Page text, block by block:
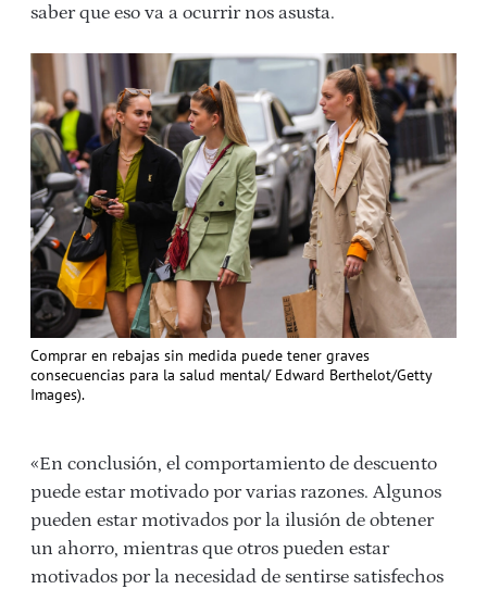
saber que eso va a ocurrir nos asusta.
Comprar en rebajas sin medida puede tener graves
consecuencias para la salud mental/ Edward Berthelot/Getty
Images).
«En conclusión, el comportamiento de descuento
puede estar motivado por varias razones. Algunos
pueden estar motivados por la ilusión de obtener
un ahorro, mientras que otros pueden estar
motivados por la necesidad de sentirse satisfechos